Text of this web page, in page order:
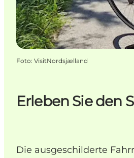
Erleben Sie den
Die ausgeschilderte
Foto: VisitNordsjælland